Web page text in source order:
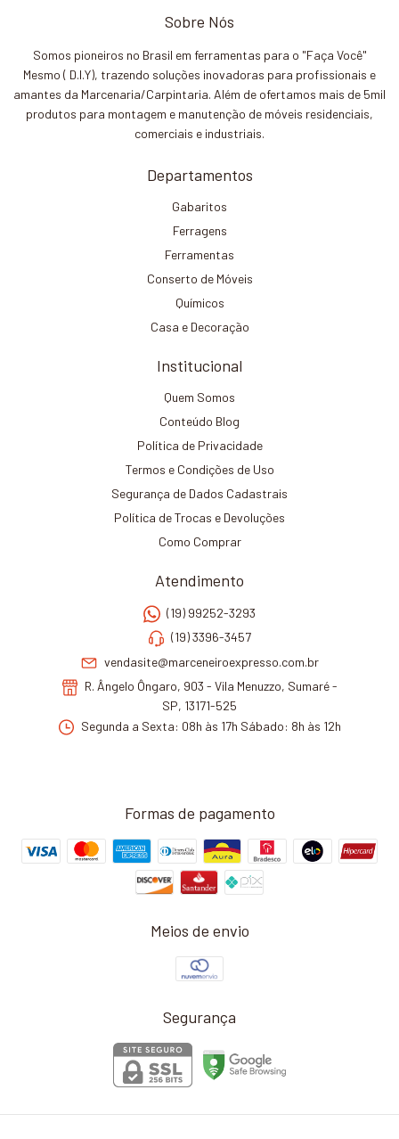
Sobre Nós
Somos pioneiros no Brasil em ferramentas para o "Faça Você"
Mesmo ( D.I.Y), trazendo soluções inovadoras para profissionais e
amantes da Marcenaria/Carpintaria. Além de ofertamos mais de 5mil
produtos para montagem e manutenção de móveis residenciais,
comerciais e industriais.
Departamentos
Gabaritos
Ferragens
Ferramentas
Conserto de Móveis
Químicos
Casa e Decoração
Institucional
Quem Somos
Conteúdo Blog
Política de Privacidade
Termos e Condições de Uso
Segurança de Dados Cadastrais
Política de Trocas e Devoluções
Como Comprar
Atendimento
(19) 99252-3293
(19) 3396-3457
vendasite@marceneiroexpresso.com.br
R. Ângelo Ôngaro, 903 - Vila Menuzzo, Sumaré -
SP, 13171-525
Segunda a Sexta: 08h às 17h Sábado: 8h às 12h
Formas de pagamento
Meios de envio
Segurança